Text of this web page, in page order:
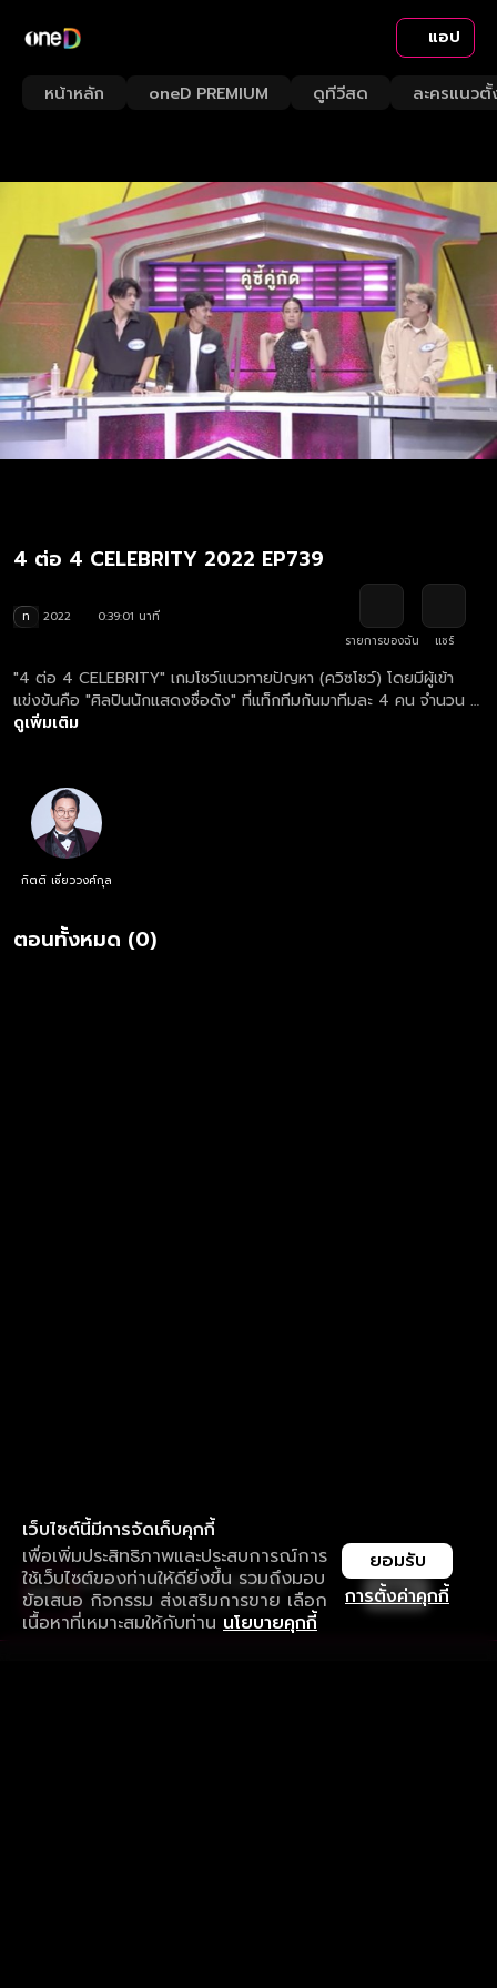
แอป
หน้าหลัก oneD PREMIUM ดูทีวีสด ละครแนวตั้
4 ต่อ 4 CELEBRITY 2022 EP739
ท 2022
0:39:01 นาที
รายการของฉัน
แชร์
"4 ต่อ 4 CELEBRITY" เกมโชว์แนวทายปัญหา (ควิซโชว์) โดยมีผู้เข้า
แข่งขันคือ "ศิลปินนักแสดงชื่อดัง" ที่แท็กทีมกันมาทีมละ 4 คน จำนวน 3
ทีม เพื่อแข่งขันตอบคำถามจาก "ผลสำรวจ"
ดูเพิ่มเติม
กิตติ เชี่ยววงศ์กุล
ตอนทั้งหมด (0)
เว็บไซต์นี้มีการจัดเก็บคุกกี้
เพื่อเพิ่มประสิทธิภาพและประสบการณ์การ
ใช้เว็บไซต์ของท่านให้ดียิ่งขึ้น รวมถึงมอบ
ข้อเสนอ กิจกรรม ส่งเสริมการขาย เลือก
เนื้อหาที่เหมาะสมให้กับท่าน นโยบายคุกกี้
การตั้งค่าคุกกี้
ยอมรับ
ใช้งานแอป ลื่นไหลกว่า ไม่มีสะดุด
ดาวน์โหลดแอปเพื่อการรับชมที่ดีกว่า เปิด